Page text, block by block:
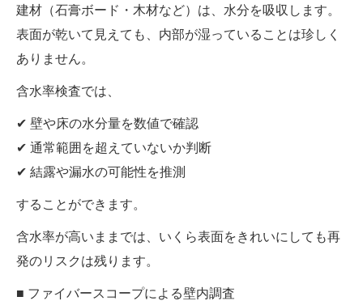
建材（石膏ボード・木材など）は、水分を吸収します。
表面が乾いて見えても、内部が湿っていることは珍しく
ありません。
含水率検査では、
✔ 壁や床の水分量を数値で確認
✔ 通常範囲を超えていないか判断
✔ 結露や漏水の可能性を推測
することができます。
含水率が高いままでは、いくら表面をきれいにしても再
発のリスクは残ります。
■ ファイバースコープによる壁内調査